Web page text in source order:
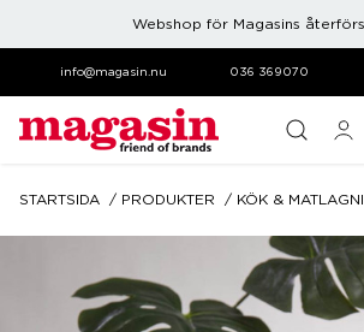
Webshop för Magasins
info@magasin.nu 036 369070
STARTSIDA PRODUKTER KÖK &